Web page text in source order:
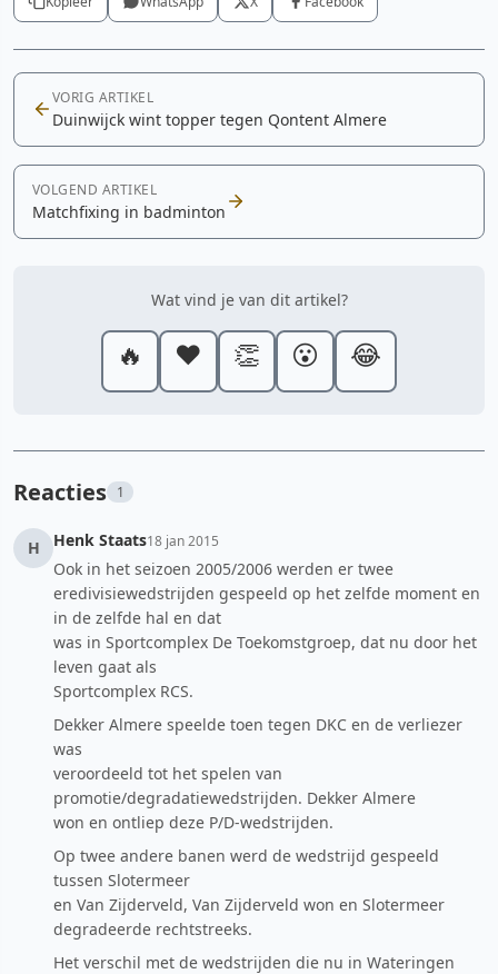
VORIG ARTIKEL
Duinwijck wint topper tegen Qontent Almere
VOLGEND ARTIKEL
Matchfixing in badminton
Wat vind je van dit artikel?
🔥 ❤️ 👏 😮 😂
Reacties 1
H Henk Staats18 jan 2015
Ook in het seizoen 2005/2006 werden er twee
eredivisiewedstrijden gespeeld op het zelfde moment en
in de zelfde hal en dat
was in Sportcomplex De Toekomstgroep, dat nu door het
leven gaat als
Sportcomplex RCS.
Dekker Almere speelde toen tegen DKC en de verliezer
was
veroordeeld tot het spelen van
promotie/degradatiewedstrijden. Dekker Almere
won en ontliep deze P/D-wedstrijden.
Op twee andere banen werd de wedstrijd gespeeld
tussen Slotermeer
en Van Zijderveld, Van Zijderveld won en Slotermeer
degradeerde rechtstreeks.
Het verschil met de wedstrijden die nu in Wateringen